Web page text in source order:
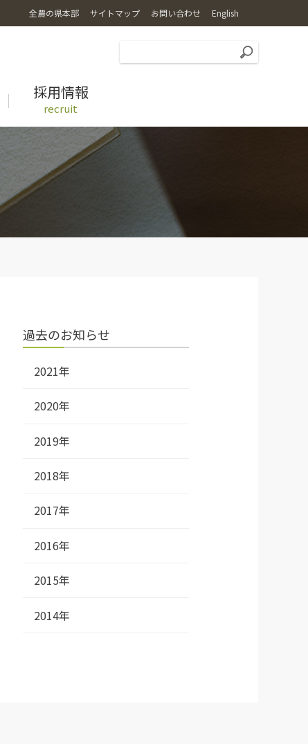
全農の県本部 サイトマップ お問い合わせ English
採用情報
recruit
特別栽培米コシヒカリ乙姫米
過去のお知らせ
2021年
2020年
2019年
2018年
2017年
2016年
2015年
2014年